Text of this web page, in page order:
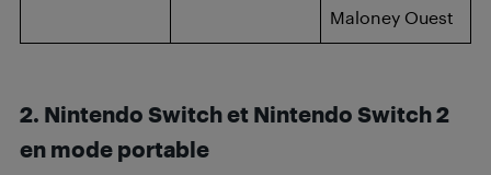
Maloney Ouest
2. Nintendo Switch et Nintendo Switch 2
en mode portable